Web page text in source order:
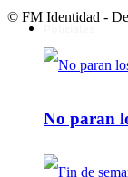
No paran
© FM Identidad -